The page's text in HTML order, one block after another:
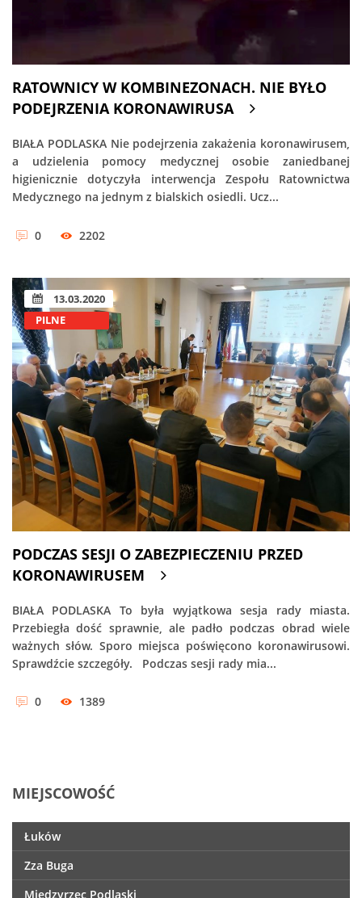
RATOWNICY W KOMBINEZONACH. NIE BYŁO
PODEJRZENIA KORONAWIRUSA
BIAŁA PODLASKA Nie podejrzenia zakażenia koronawirusem,
a udzielenia pomocy medycznej osobie zaniedbanej
higienicznie dotyczyła interwencja Zespołu Ratownictwa
Medycznego na jednym z bialskich osiedli. Ucz...
0 2202
13.03.2020
PILNE
PODCZAS SESJI O ZABEZPIECZENIU PRZED
KORONAWIRUSEM
BIAŁA PODLASKA To była wyjątkowa sesja rady miasta.
Przebiegła dość sprawnie, ale padło podczas obrad wiele
ważnych słów. Sporo miejsca poświęcono koronawirusowi.
Sprawdźcie szczegóły. Podczas sesji rady mia...
0 1389
MIEJSCOWOŚĆ
Łuków
Zza Buga
Międzyrzec Podlaski